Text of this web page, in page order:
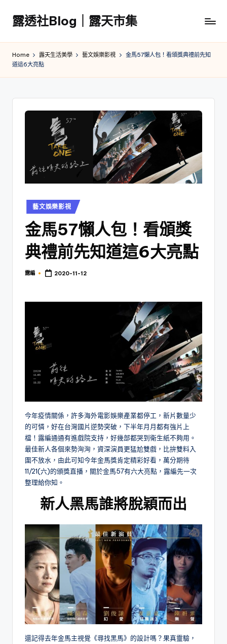
Skip
content
露透社Blog｜露天市集
社
Home 露天生活美學 藝文娛樂影視
金馬57懶人包！看頒獎典禮前先知
道這6大亮點
Posted
in
藝文娛樂影視
金馬57懶人包！看頒獎
典禮前先知道這6大亮點
Posted
露編 2020-11-12
今年疫情關係，許多海外電影娛樂產業都停工，新片數量少
的可憐，好在台灣國片逆勢突破，下半年月月都有強片上
檔！露編通通有進戲院支持，好幾部都哭到衛生紙不夠用。
最佳新人各個來勢洶洶，資深演員更猛尬雙戲，比拚雙料入
圍不放水，由此可知今年金馬獎肯定精彩好看，萬分期待
11/21(六)的頒獎直播，關於金馬57有六大亮點，露編先一次
整理給你知。
新人黑馬誰將脫穎而出
還記得去年金馬主視覺《尋找黑馬》的設計嗎？果真靈驗，